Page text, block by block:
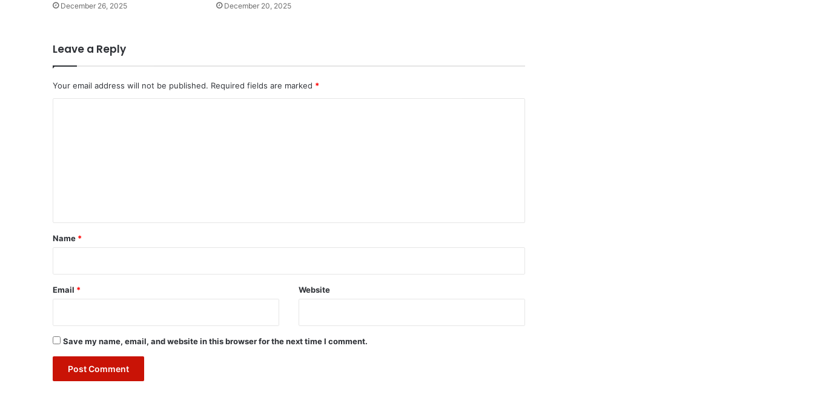
December 26, 2025 December 20, 2025
Leave a Reply
Your email address will not be published. Required fields are marked *
*
Name *
Email * Website
Save my name, email, and website in this browser for the next time I comment.